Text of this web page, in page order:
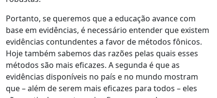
Portanto, se queremos que a educação avance com
base em evidências, é necessário entender que existem
evidências contundentes a favor de métodos fônicos.
Hoje também sabemos das razões pelas quais esses
métodos são mais eficazes. A segunda é que as
evidências disponíveis no país e no mundo mostram
que – além de serem mais eficazes para todos – eles